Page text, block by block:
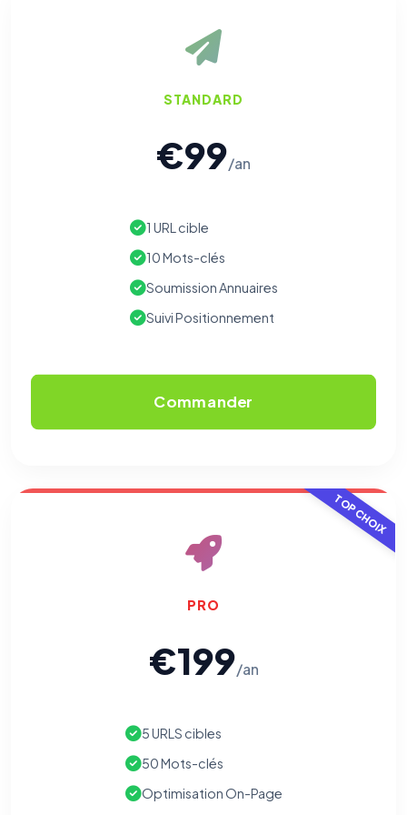
STANDARD
€99/an
1 URL cible
10 Mots-clés
Soumission Annuaires
Suivi Positionnement
Commander
TOP CHOIX
PRO
€199/an
5 URLS cibles
50 Mots-clés
Optimisation On-Page